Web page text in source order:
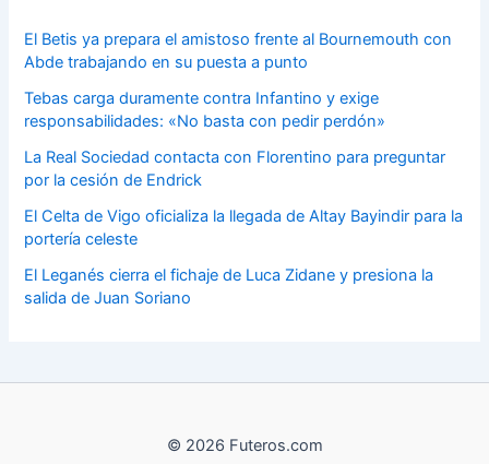
El Betis ya prepara el amistoso frente al Bournemouth con
Abde trabajando en su puesta a punto
Tebas carga duramente contra Infantino y exige
responsabilidades: «No basta con pedir perdón»
La Real Sociedad contacta con Florentino para preguntar
por la cesión de Endrick
El Celta de Vigo oficializa la llegada de Altay Bayindir para la
portería celeste
El Leganés cierra el fichaje de Luca Zidane y presiona la
salida de Juan Soriano
© 2026 Futeros.com